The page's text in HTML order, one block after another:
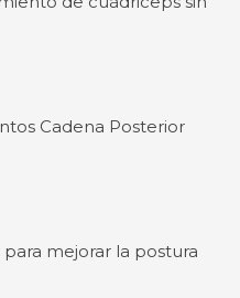
Cadena Posterior
para mejorar la postura